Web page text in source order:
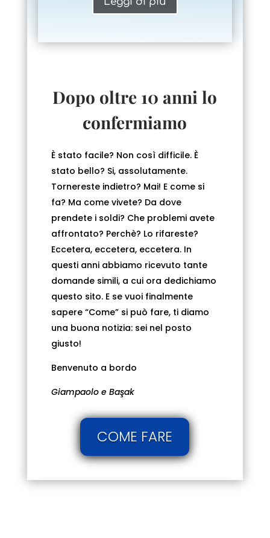
Dopo oltre 10 anni lo
confermiamo
È stato facile? Non così difficile. È
stato bello? Si, assolutamente.
Tornereste indietro? Mai! E come si
fa? Ma come vivete? Da dove
prendete i soldi? Che problemi avete
affrontato? Perchè? Lo rifareste?
Eccetera, eccetera, eccetera. In
questi anni abbiamo ricevuto tante
domande simili, a cui ora dedichiamo
questo sito. E se vuoi finalmente
sapere “Come” si può fare, ti diamo
una buona notizia: sei nel posto
giusto!
Benvenuto a bordo
Giampaolo e Başak
COME FARE